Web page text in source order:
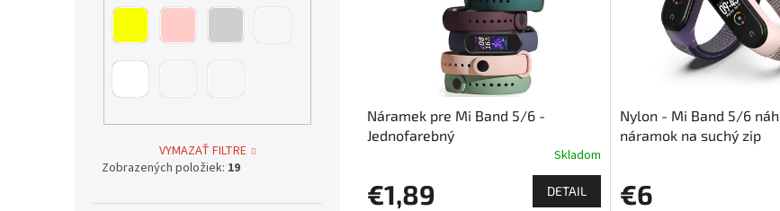
VYMAZAŤ FILTRE
Zobrazených položiek: 19
Náramek pre Mi Band 5/6 -
Jednofarebný
Skladom
€1,89 DETAIL
Nylon - Mi Band 5/6
náramok na suchý zip
€6